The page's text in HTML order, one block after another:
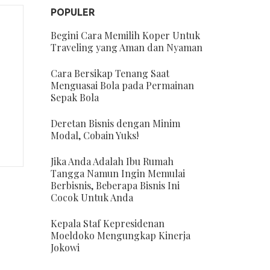
POPULER
Begini Cara Memilih Koper Untuk
Traveling yang Aman dan Nyaman
Cara Bersikap Tenang Saat
Menguasai Bola pada Permainan
Sepak Bola
Deretan Bisnis dengan Minim
Modal, Cobain Yuks!
Jika Anda Adalah Ibu Rumah
Tangga Namun Ingin Memulai
Berbisnis, Beberapa Bisnis Ini
Cocok Untuk Anda
Kepala Staf Kepresidenan
Moeldoko Mengungkap Kinerja
Jokowi